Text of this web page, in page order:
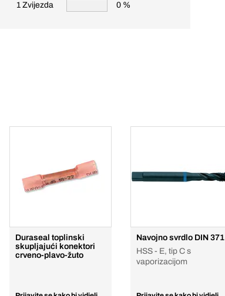
1 Zvijezda
0 %
Duraseal toplinski
skupljajući konektori
crveno-plavo-žuto
Navojno svrdlo DIN 371
HSS - E, tip C s
vaporizacijom